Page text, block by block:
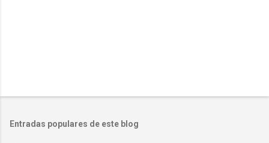
Entradas populares de este blog